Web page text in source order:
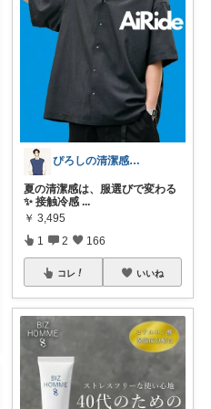
ぴろしの清潔感ラボ🧪
夏の清潔感は、服選びで変わる
✨ 接触冷感 ...
￥ 3,495
1 2 166
コレ いいね